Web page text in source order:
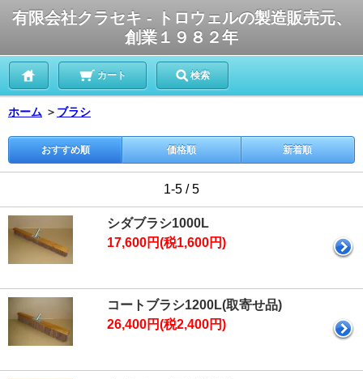
有限会社クラセキ - トロウェルの製造販売元、
創業１９８２年
カート 検索
ホーム ＞ ブラシ
おすすめ順 価格順 新着順
1-5 / 5
シダブラシ1000L
17,600円(税1,600円)
コートブラシ1200L(取寄せ品)
26,400円(税2,400円)